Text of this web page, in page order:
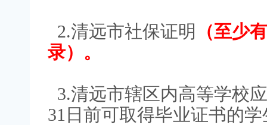
2.清远市社保证明
（至少
录）。
3.清远市辖区内高等学校
31日前可取得毕业证书的